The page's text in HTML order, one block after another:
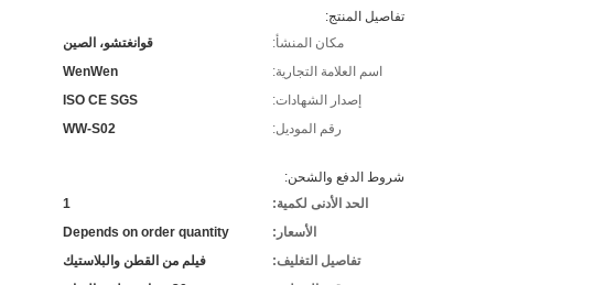
تفاصيل المنتج:
مكان المنشأ:
قوانغتشو، الصين
اسم العلامة التجارية:
WenWen
إصدار الشهادات:
ISO CE SGS
رقم الموديل:
WW-S02
شروط الدفع والشحن:
الحد الأدنى لكمية:
1
الأسعار:
Depends on order quantity
تفاصيل التغليف:
فيلم من القطن والبلاستيك